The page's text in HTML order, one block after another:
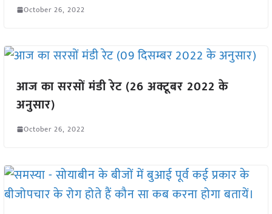
October 26, 2022
आज का सरसों मंडी रेट (26 अक्टूबर 2022 के
अनुसार)
October 26, 2022